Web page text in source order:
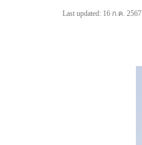
Last updated: 16 ก.ค. 2567